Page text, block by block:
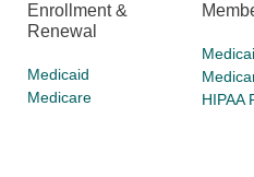
Enrollment &
Renewal
Medicaid
Medicare
HIPAA